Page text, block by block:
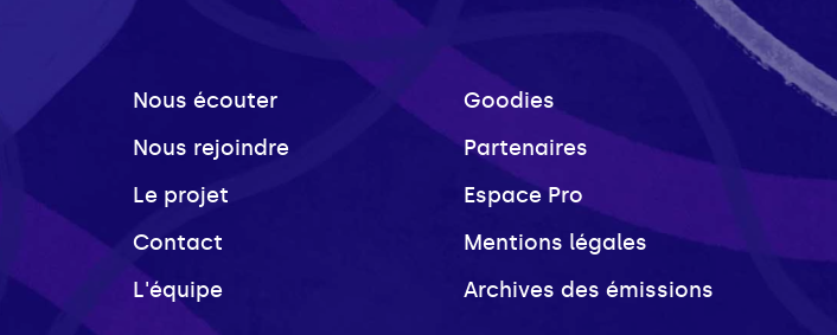
Nous écouter
Nous rejoindre
Le projet
Contact
L'équipe
Goodies
Partenaires
Espace Pro
Mentions légales
Archives des émissions